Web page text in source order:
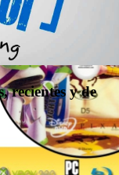
recientes y de